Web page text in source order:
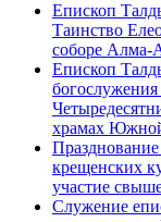
Епископ
Таинство
соборе Алма-
Епископ
храмах
крещенских
участие
Служение